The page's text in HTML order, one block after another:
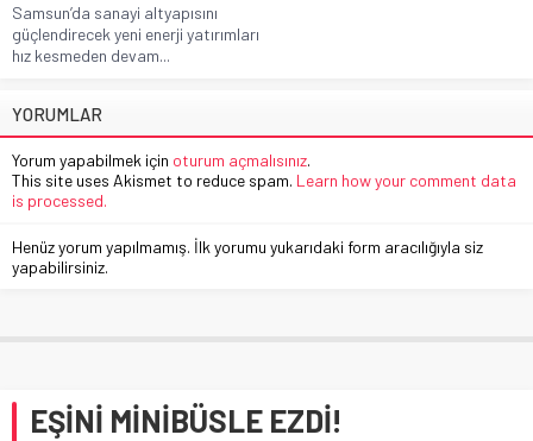
Samsun’da sanayi altyapısını
güçlendirecek yeni enerji yatırımları
hız kesmeden devam...
YORUMLAR
Yorum yapabilmek için oturum açmalısınız.
This site uses Akismet to reduce spam. Learn how your comment data
is processed.
Henüz yorum yapılmamış. İlk yorumu yukarıdaki form aracılığıyla siz
yapabilirsiniz.
EŞİNİ MİNİBÜSLE EZDİ!